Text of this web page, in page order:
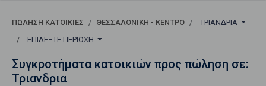
ΠΏΛΗΣΗ ΚΑΤΟΙΚΊΕΣ ΘΕΣΣΑΛΟΝΙΚΗ - ΚΕΝΤΡΟ
ΤΡΙΑΝΔΡΙΑ
ΕΠΙΛΈΞΤΕ ΠΕΡΙΟΧΉ
Συγκροτήματα κατοικιών προς πώληση σε:
Τριανδρια